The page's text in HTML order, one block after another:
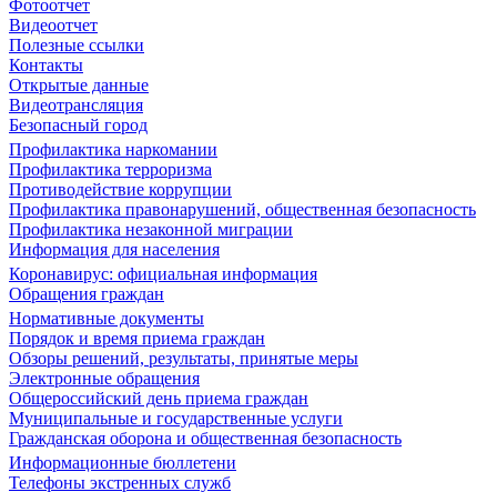
Фотоотчет
Видеоотчет
Полезные ссылки
Контакты
Открытые данные
Видеотрансляция
Безопасный город
Профилактика наркомании
Профилактика терроризма
Противодействие коррупции
Профилактика правонарушений, общественная безопасность
Профилактика незаконной миграции
Информация для населения
Коронавирус: официальная информация
Обращения граждан
Нормативные документы
Порядок и время приема граждан
Обзоры решений, результаты, принятые меры
Электронные обращения
Общероссийский день приема граждан
Муниципальные и государственные услуги
Гражданская оборона и общественная безопасность
Информационные бюллетени
Телефоны экстренных служб